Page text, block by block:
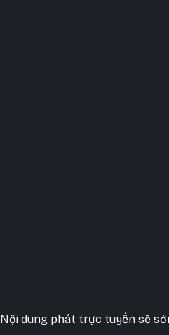
Nội dung phát trực tuyến sẽ